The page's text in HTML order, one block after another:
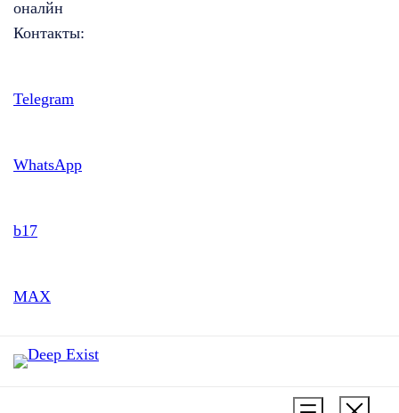
оналйн
Контакты:
Telegram
WhatsApp
b17
MAX